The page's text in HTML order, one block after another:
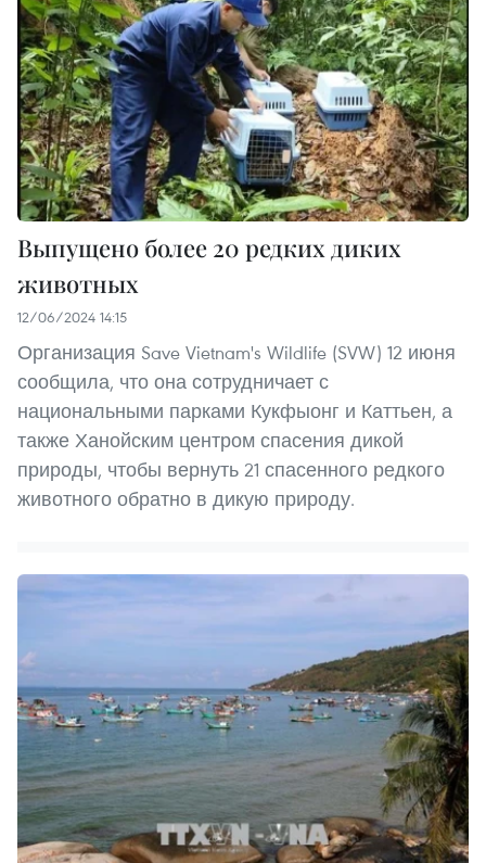
Выпущено более 20 редких диких
животных
12/06/2024 14:15
Организация Save Vietnam's Wildlife (SVW) 12 июня
сообщила, что она сотрудничает с
национальными парками Кукфыонг и Каттьен, а
также Ханойским центром спасения дикой
природы, чтобы вернуть 21 спасенного редкого
животного обратно в дикую природу.